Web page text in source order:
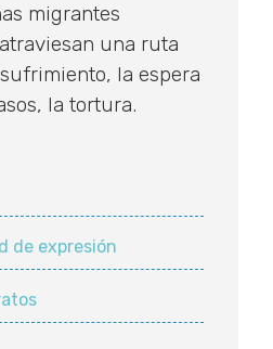
migrantes
una ruta
la espera
la tortura.
de expresión